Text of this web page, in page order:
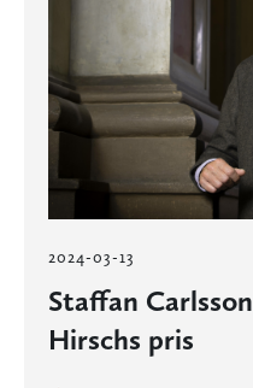
2024-03-13
Staffan
Hirschs pris